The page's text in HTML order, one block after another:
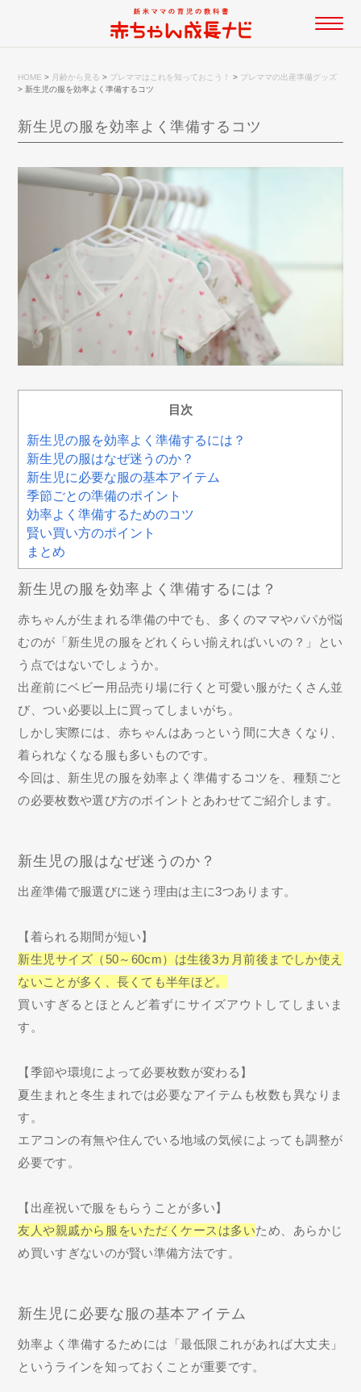
HOME > 月齢から見る > プレママはこれを知っておこう！ >
プレママの出産準備グッズ
>新生児の服を効率よく準備するコツ
新生児の服を効率よく準備するコツ
目次
新生児の服を効率よく準備するには？
新生児の服はなぜ迷うのか？
新生児に必要な服の基本アイテム
季節ごとの準備のポイント
効率よく準備するためのコツ
賢い買い方のポイント
まとめ
新生児の服を効率よく準備するには？
赤ちゃんが生まれる準備の中でも、多くのママやパパが悩
むのが「新生児の服をどれくらい揃えればいいの？」とい
う点ではないでしょうか。
出産前にベビー用品売り場に行くと可愛い服がたくさん並
び、つい必要以上に買ってしまいがち。
しかし実際には、赤ちゃんはあっという間に大きくなり、
着られなくなる服も多いものです。
今回は、新生児の服を効率よく準備するコツを、種類ごと
の必要枚数や選び方のポイントとあわせてご紹介します。
新生児の服はなぜ迷うのか？
出産準備で服選びに迷う理由は主に3つあります。
【着られる期間が短い】
新生児サイズ（50～60cm）は生後3カ月前後までしか使え
ないことが多く、長くても半年ほど。
買いすぎるとほとんど着ずにサイズアウトしてしまいま
す。
【季節や環境によって必要枚数が変わる】
夏生まれと冬生まれでは必要なアイテムも枚数も異なりま
す。
エアコンの有無や住んでいる地域の気候によっても調整が
必要です。
【出産祝いで服をもらうことが多い】
友人や親戚から服をいただくケースは多いため、あらかじ
め買いすぎないのが賢い準備方法です。
新生児に必要な服の基本アイテム
効率よく準備するためには「最低限これがあれば大丈夫」
というラインを知っておくことが重要です。